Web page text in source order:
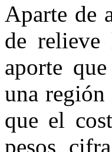
Aparte de
de
aporte
una región
que el
pesos,